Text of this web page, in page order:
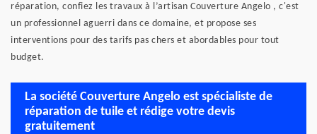
réparation, confiez les travaux à l’artisan Couverture Angelo , c'est
un professionnel aguerri dans ce domaine, et propose ses
interventions pour des tarifs pas chers et abordables pour tout
budget.
La société Couverture Angelo est spécialiste de
réparation de tuile et rédige votre devis
gratuitement